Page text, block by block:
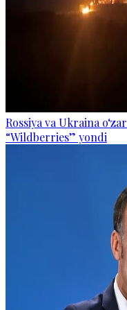
Rossiya va Ukraina
“Wildberries” yondi